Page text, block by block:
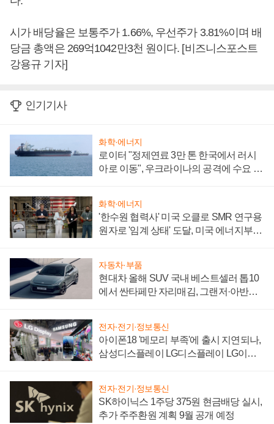
시가 배당율은 보통주가 1.66%, 우선주가 3.81%이며 배
당금 총액은 269억1042만3천 원이다. [비즈니스포스트
강용규 기자]
인기기사
화학·에너지
로이터 "정제연료 3만 톤 한국에서 러시
아로 이동", 우크라이나의 공격에 수요 늘
화학·에너지
'한수원 협력사' 미국 오클로 SMR 연구용
원자로 '임계 상태' 도달, 미국 에너지부
자동차·부품
현대차 올해 SUV 국내 베스트셀러 톱10
에서 싼타페만 자리매김, 그랜저·아반떼
전자·전기·정보통신
아이폰18 '메모리 부족'에 출시 지연되나,
삼성디스플레이 LG디스플레이 LG이노
전자·전기·정보통신
SK하이닉스 1주당 375원 현금배당 실시,
추가 주주환원 계획 9월 공개 예정